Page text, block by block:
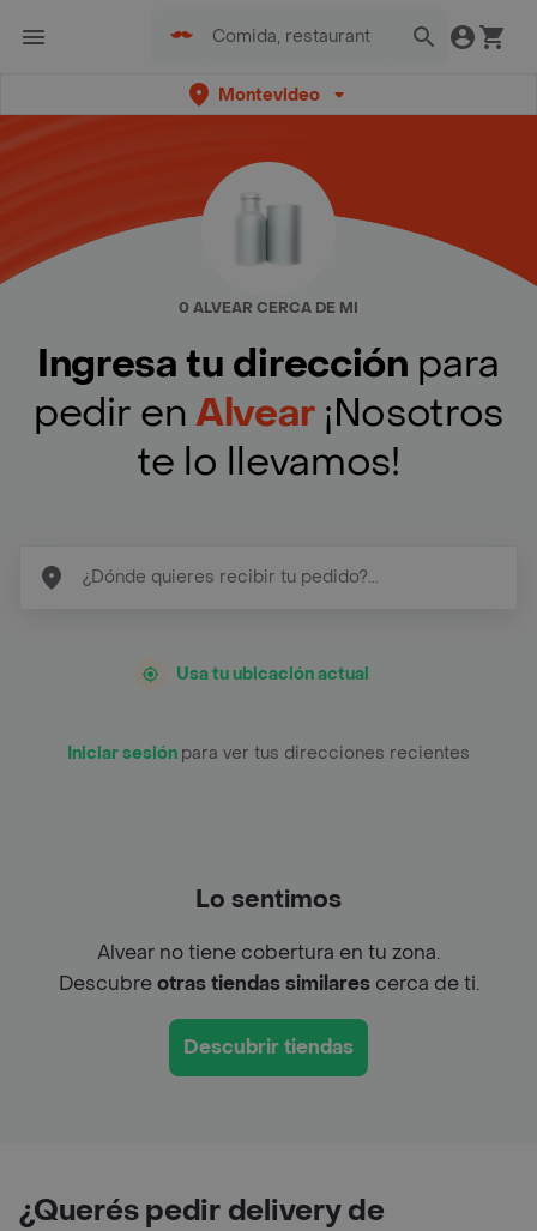
Montevideo
0 ALVEAR CERCA DE MI
Ingresa tu dirección para
pedir enAlvear ¡Nosotros
te lo llevamos!
Usa tu ubicación actual
Iniciar sesión para ver tus direcciones recientes
Lo sentimos
Alvear no tiene cobertura en tu zona.
Descubreotras tiendas similarescerca de ti.
Descubrir tiendas
¿Querés pedir delivery de